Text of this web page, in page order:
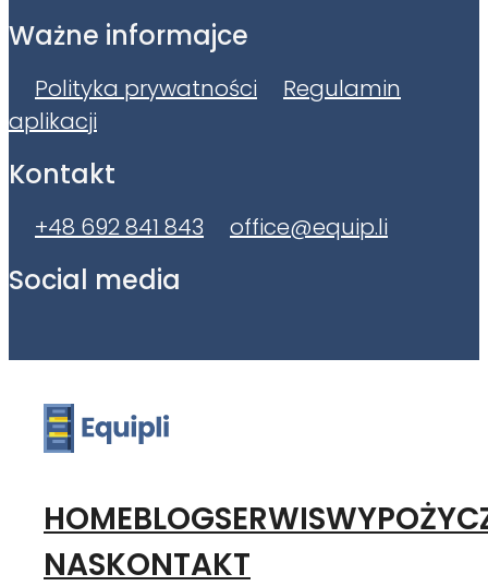
Ważne informajce
Polityka prywatności
Regulamin
aplikacji
Kontakt
+48 692 841 843 office@equip.li
Social media
HOMEBLOGSERWIS
NASKONTAKT